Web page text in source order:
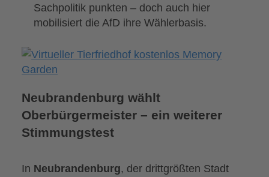
Sachpolitik punkten – doch auch hier
mobilisiert die AfD ihre Wählerbasis.
Neubrandenburg wählt
Oberbürgermeister – ein weiterer
Stimmungstest
In Neubrandenburg, der drittgrößten Stadt